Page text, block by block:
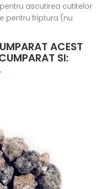
ascutirea cutitelor
pentru friptura (nu
ACEST
SI: